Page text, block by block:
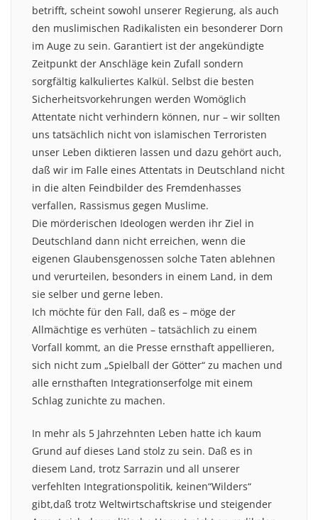
betrifft, scheint sowohl unserer Regierung, als auch
den muslimischen Radikalisten ein besonderer Dorn
im Auge zu sein. Garantiert ist der angekündigte
Zeitpunkt der Anschläge kein Zufall sondern
sorgfältig kalkuliertes Kalkül. Selbst die besten
Sicherheitsvorkehrungen werden Womöglich
Attentate nicht verhindern können, nur – wir sollten
uns tatsächlich nicht von islamischen Terroristen
unser Leben diktieren lassen und dazu gehört auch,
daß wir im Falle eines Attentats in Deutschland nicht
in die alten Feindbilder des Fremdenhasses
verfallen, Rassismus gegen Muslime.
Die mörderischen Ideologen werden ihr Ziel in
Deutschland dann nicht erreichen, wenn die
eigenen Glaubensgenossen solche Taten ablehnen
und verurteilen, besonders in einem Land, in dem
sie selber und gerne leben.
Ich möchte für den Fall, daß es – möge der
Allmächtige es verhüten – tatsächlich zu einem
Vorfall kommt, an die Presse ernsthaft appellieren,
sich nicht zum „Spielball der Götter“ zu machen und
alle ernsthaften Integrationserfolge mit einem
Schlag zunichte zu machen.
In mehr als 5 Jahrzehnten Leben hatte ich kaum
Grund auf dieses Land stolz zu sein. Daß es in
diesem Land, trotz Sarrazin und all unserer
verfehlten Integrationspolitik, keinen“Wilders“
gibt,daß trotz Weltwirtschaftskrise und steigender